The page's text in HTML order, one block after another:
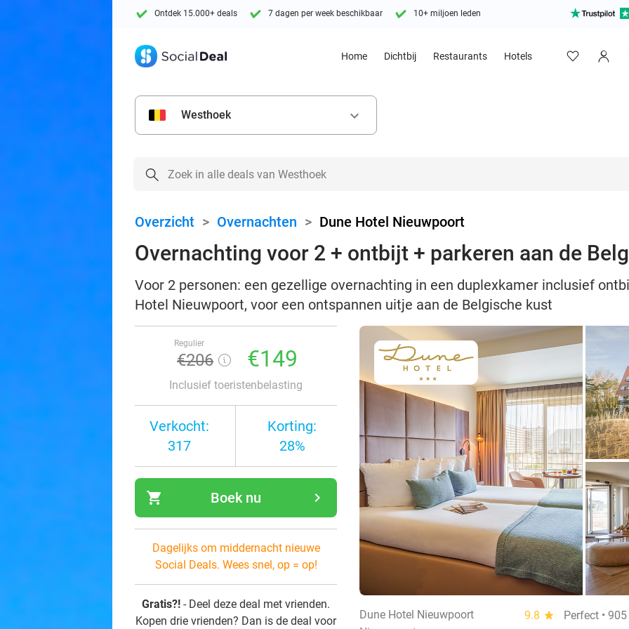
Ontdek 15.000+ deals 7 dagen per week beschikbaar 10+ miljoen leden
Home Dichtbij Restaurants Hotels
Westhoek keyboard_arrow_down
Overzicht > Overnachten > Dune Hotel Nieuwpoort
Overnachting voor 2 + ontbijt + parkeren aan de
Voor 2 personen: een gezellige overnachting in een duplexkamer inclusief
Hotel Nieuwpoort, voor een ontspannen uitje aan de Belgische kust
Regulier
€206 €149
Inclusief toeristenbelasting
Verkocht:
317
Korting:
28%
shopping_cart navigate_next
Boek nu
Dagelijks om middernacht nieuwe
Social Deals. Wees snel, op = op!
Gratis?! - Deel deze deal met vrienden.
Kopen drie vrienden? Dan is de deal voor
Dune Hotel Nieuwpoort 9.8 star
Perfect •